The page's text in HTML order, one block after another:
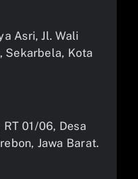
Asri, Jl. Wali
Sekarbela, Kota
01/06, Desa
Jawa Barat.